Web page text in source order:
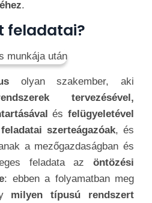
.
feladatai?
olyan szakember, aki
tervezésével,
és felügyeletével
feladatai szerteágazóak, és
a mezőgazdaságban és
feladata az öntözési
: ebben a folyamatban meg
milyen típusú rendszert